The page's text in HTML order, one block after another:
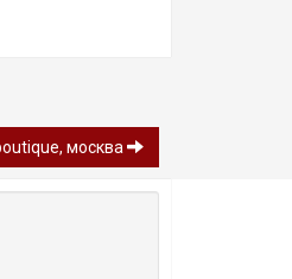
москва